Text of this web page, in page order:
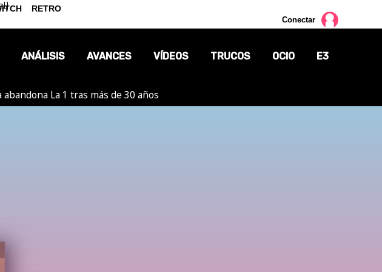
Conectar
ANÁLISIS AVANCES VÍDEOS TRUCOS OCIO E3
La 1 tras más de 30 años
RETRO